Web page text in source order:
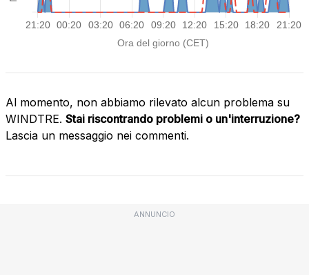
Al momento, non abbiamo rilevato alcun problema su
WINDTRE. Stai riscontrando problemi o un'interruzione?
Lascia un messaggio nei commenti.
ANNUNCIO